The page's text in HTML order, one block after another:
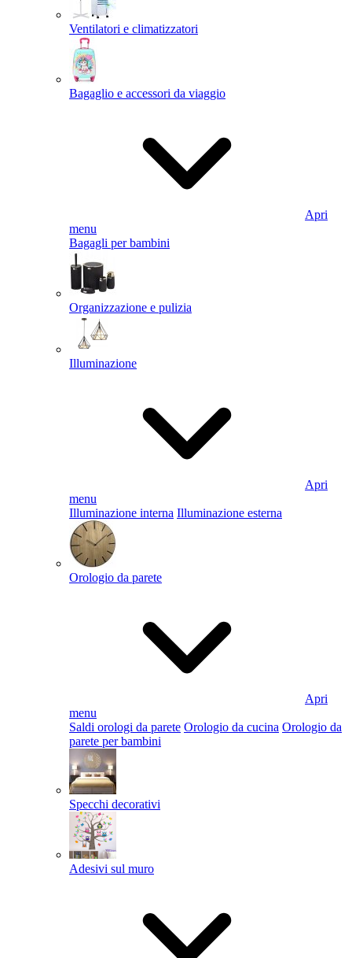
Ventilatori e climatizzatori
Bagaglio e accessori da viaggio
Apri
menu
Bagagli per bambini
Organizzazione e pulizia
Illuminazione
Apri
menu
Illuminazione interna Illuminazione esterna
Orologio da parete
Apri
menu
Saldi orologi da parete Orologio da cucina Orologio da
parete per bambini
Specchi decorativi
Adesivi sul muro